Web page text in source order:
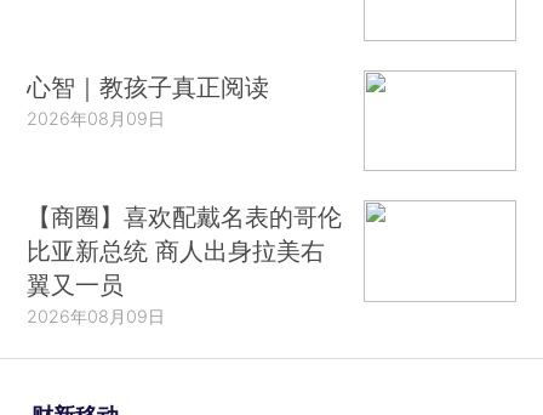
心智｜教孩子真正阅读
2026年08月09日
【商圈】喜欢配戴名表的哥伦
比亚新总统 商人出身拉美右
翼又一员
2026年08月09日